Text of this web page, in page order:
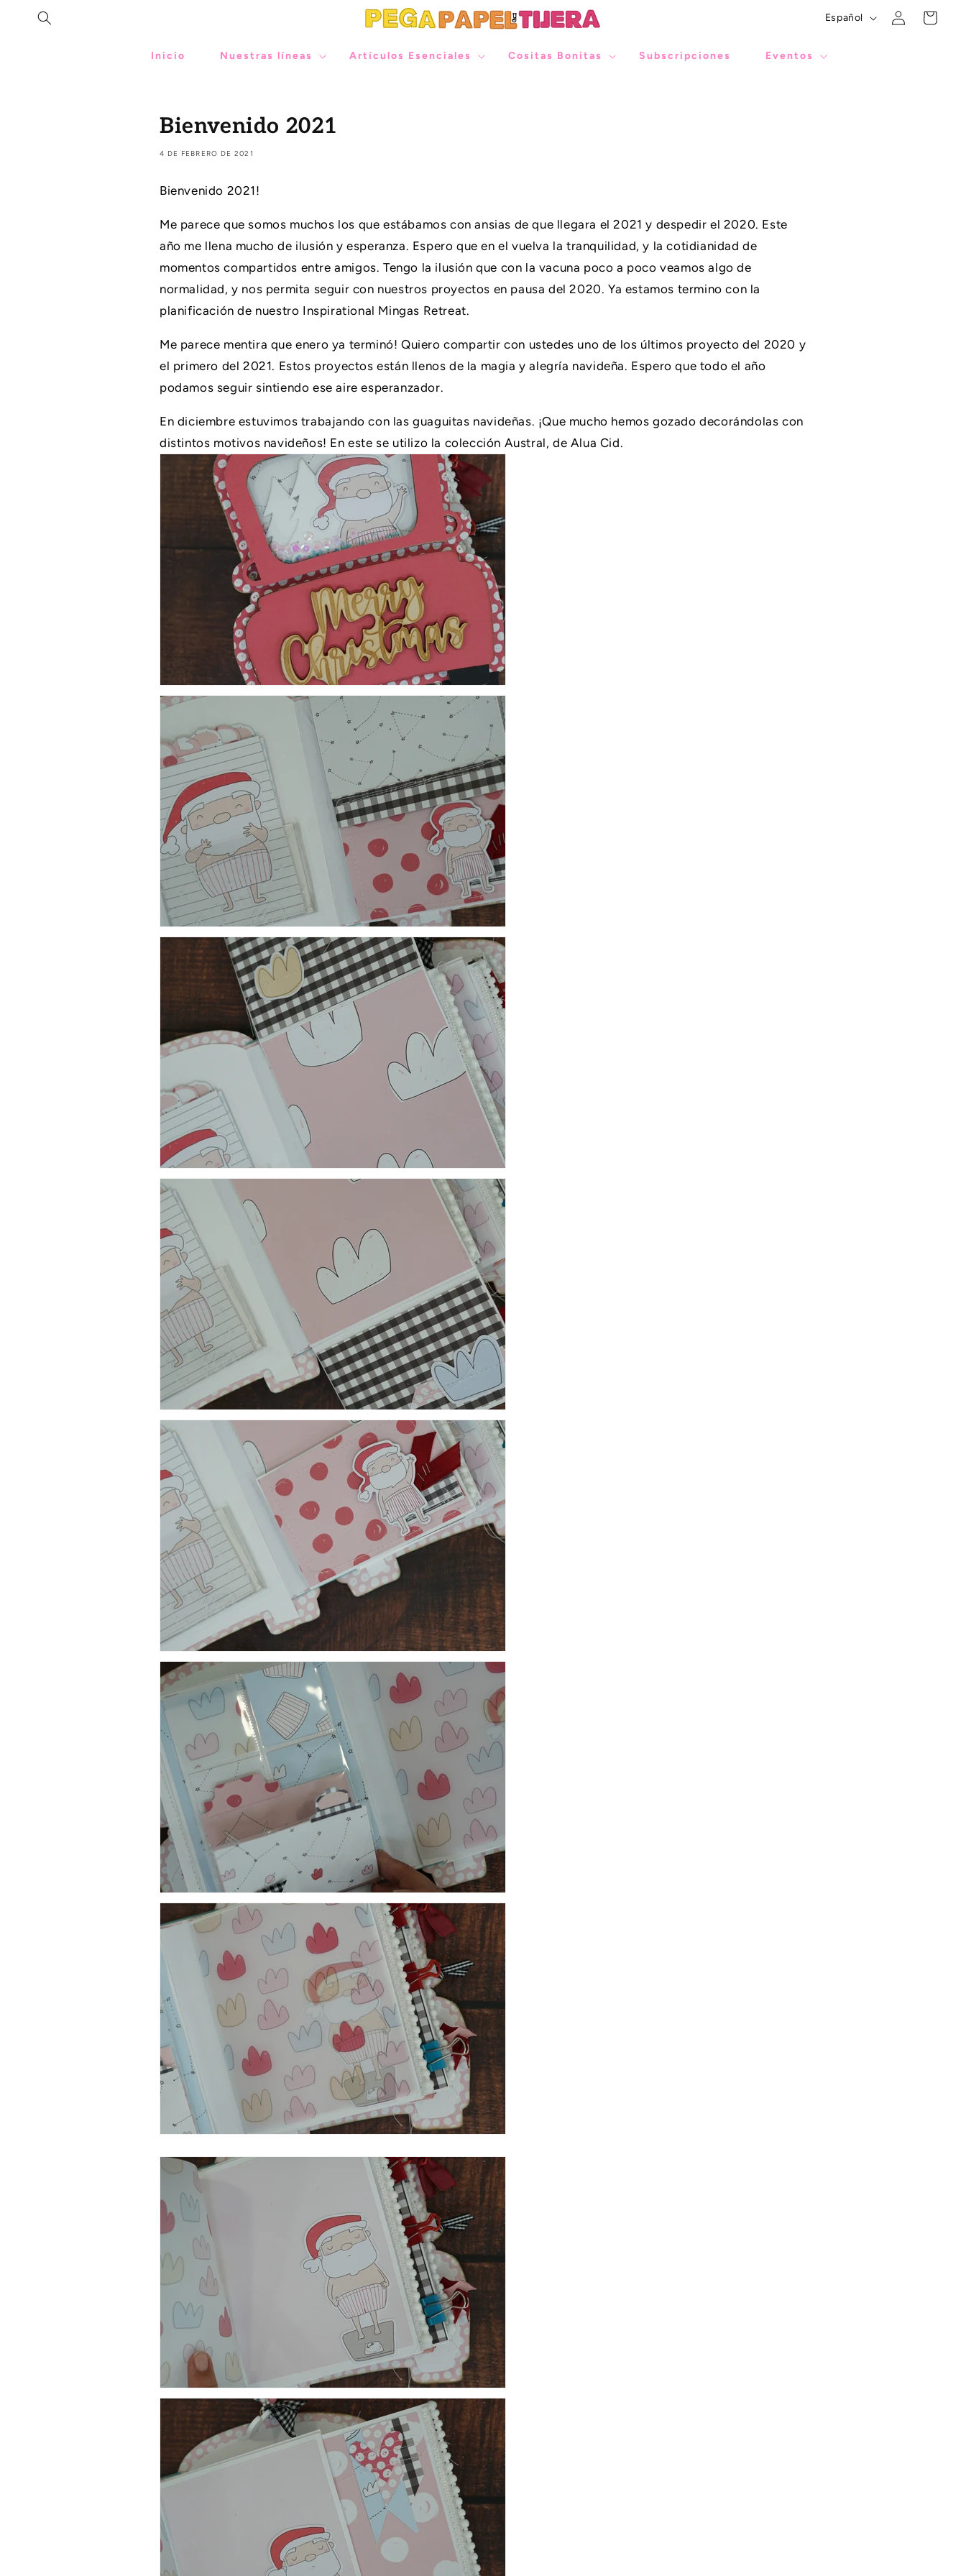
CONTENIDO
Inicio Nuestras líneas Artículos Esenciales Cositas Bonitas Subscripciones Eventos
i
Español
Iniciar
sesión
Carrito
Bienvenido 2021
4 DE FEBRERO DE 2021
Bienvenido 2021!
Me parece que somos muchos los que estábamos con ansias de que llegara el 2021 y despedir el 2020. Este
año me llena mucho de ilusión y esperanza. Espero que en el vuelva la tranquilidad, y la cotidianidad de
momentos compartidos entre amigos. Tengo la ilusión que con la vacuna poco a poco veamos algo de
normalidad, y nos permita seguir con nuestros proyectos en pausa del 2020. Ya estamos termino con la
planificación de nuestro Inspirational Mingas Retreat.
Me parece mentira que enero ya terminó! Quiero compartir con ustedes uno de los últimos proyecto del 2020 y
el primero del 2021. Estos proyectos están llenos de la magia y alegría navideña. Espero que todo el año
podamos seguir sintiendo ese aire esperanzador.
En diciembre estuvimos trabajando con las guaguitas navideñas. ¡Que mucho hemos gozado decorándolas con
distintos motivos navideños! En este se utilizo la colección Austral, de Alua Cid.